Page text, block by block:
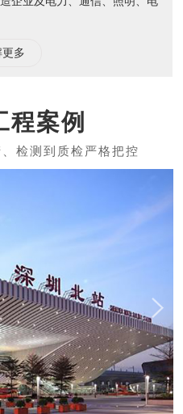
更多
程案例